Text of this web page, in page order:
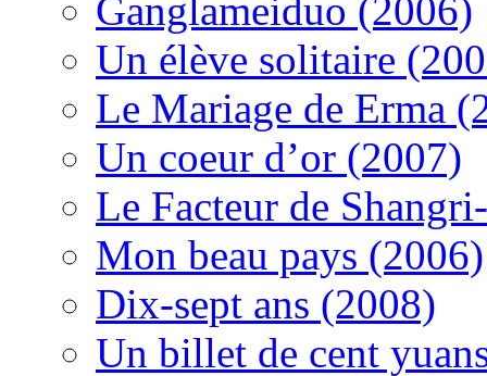
Ganglameiduo (2006)
Un élève solitaire
Le Mariage de Erma
Un coeur d’or (2007)
Le Facteur de
Mon beau pays (2006)
Dix-sept ans (2008)
Un billet de cent